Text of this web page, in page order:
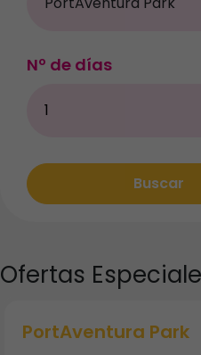
Nº de días
Buscar
Ofertas
PortAventura Park